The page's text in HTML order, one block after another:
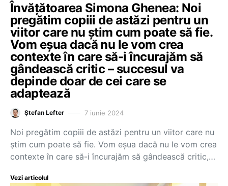
Învățătoarea Simona Ghenea: Noi
pregătim copiii de astăzi pentru un
viitor care nu știm cum poate să fie.
Vom eșua dacă nu le vom crea
contexte în care să-i încurajăm să
gândească critic – succesul va
depinde doar de cei care se
adaptează
Ștefan Lefter 7 iunie 2024
Noi pregătim copiii de astăzi pentru un viitor care nu
știm cum poate să fie. Vom eșua dacă nu le vom crea
contexte în care să-i încurajăm să gândească critic,…
Vezi articolul